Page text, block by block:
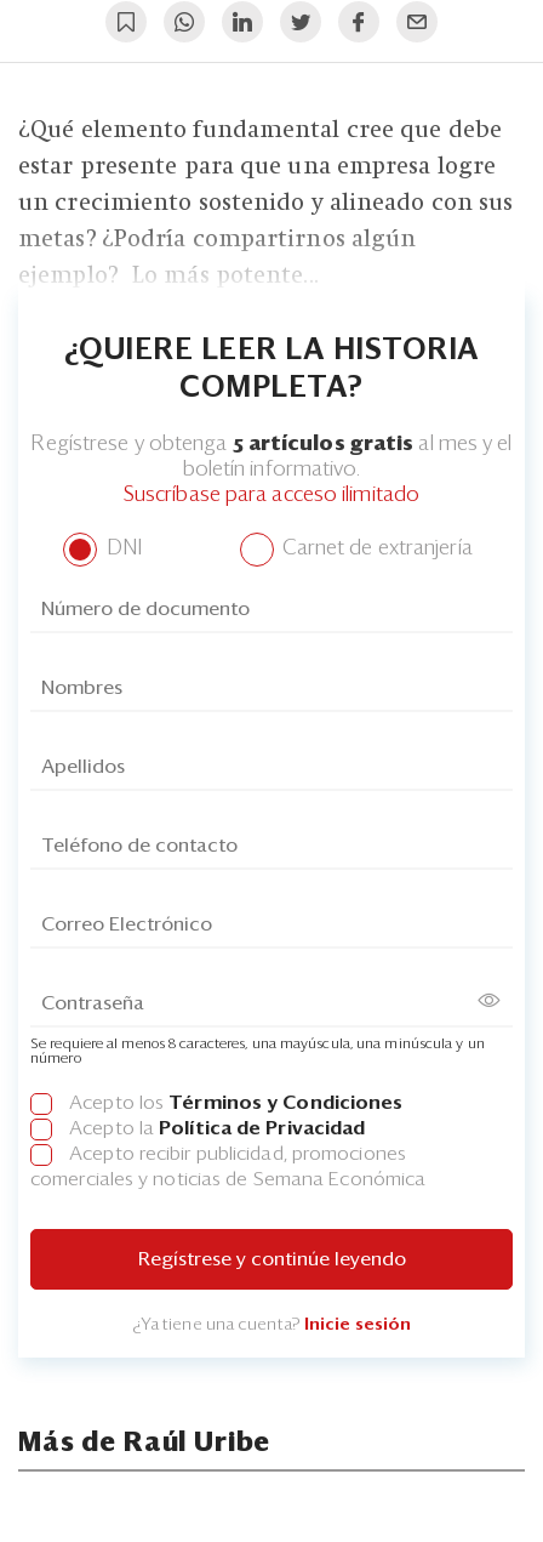
¿Qué elemento fundamental cree que debe
estar presente para que una empresa logre
un crecimiento sostenido y alineado con sus
metas? ¿Podría compartirnos algún
ejemplo? Lo más potente...
¿QUIERE LEER LA HISTORIA
COMPLETA?
Regístrese y obtenga 5 artículos gratis al mes y el
boletín informativo.
Suscríbase para acceso ilimitado
DNI Carnet de extranjería
Se requiere al menos 8 caracteres, una mayúscula, una minúscula y un
número
Acepto los Términos y Condiciones
Acepto la Política de Privacidad
Acepto recibir publicidad, promociones
comerciales y noticias de Semana Económica
Regístrese y continúe leyendo
¿Ya tiene una cuenta? Inicie sesión
Más de Raúl Uribe